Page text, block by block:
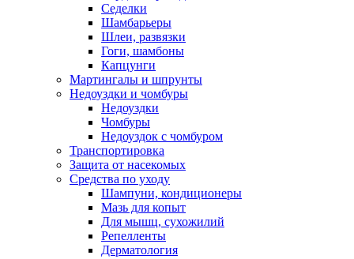
Седелки
Шамбарьеры
Шлеи, развязки
Гоги, шамбоны
Капцунги
Мартингалы и шпрунты
Недоуздки и чомбуры
Недоуздки
Чомбуры
Недоуздок с чомбуром
Транспортировка
Защита от насекомых
Средства по уходу
Шампуни, кондиционеры
Мазь для копыт
Для мышц, сухожилий
Репелленты
Дерматология